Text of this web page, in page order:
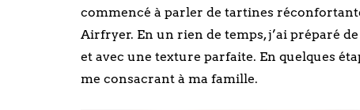
commencé à parler de tartines
Airfryer. En un rien de temps, j’ai préparé
et avec une texture parfaite. En quelques
me consacrant à ma famille.